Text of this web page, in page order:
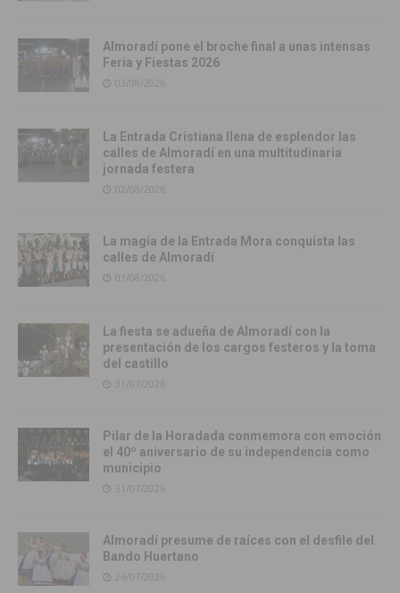
Almoradí pone el broche final a unas intensas
Feria y Fiestas 2026
03/08/2026
La Entrada Cristiana llena de esplendor las
calles de Almoradí en una multitudinaria
jornada festera
02/08/2026
La magia de la Entrada Mora conquista las
calles de Almoradí
01/08/2026
La fiesta se adueña de Almoradí con la
presentación de los cargos festeros y la toma
del castillo
31/07/2026
Pilar de la Horadada conmemora con emoción
el 40º aniversario de su independencia como
municipio
31/07/2026
Almoradí presume de raíces con el desfile del
Bando Huertano
26/07/2026